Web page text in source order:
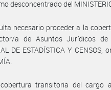
desconcentrado del
necesario proceder a la
a de Asuntos Jurídicos de
DE ESTADÍSTICA Y
transitoria del cargo